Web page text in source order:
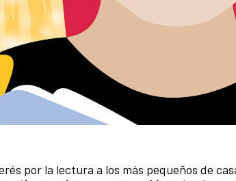
por la lectura a los más pequeños de